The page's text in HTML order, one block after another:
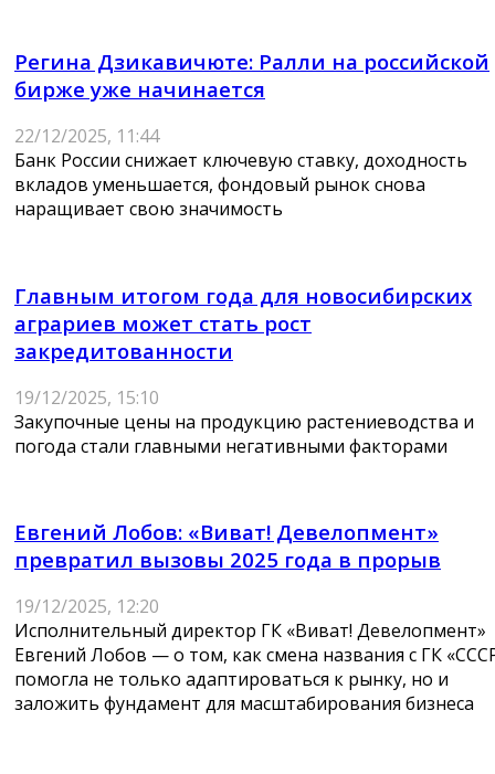
Регина Дзикавичюте: Ралли на российской
бирже уже начинается
22/12/2025, 11:44
Банк России снижает ключевую ставку, доходность
вкладов уменьшается, фондовый рынок снова
наращивает свою значимость
Главным итогом года для новосибирских
аграриев может стать рост
закредитованности
19/12/2025, 15:10
Закупочные цены на продукцию растениеводства и
погода стали главными негативными факторами
Евгений Лобов: «Виват! Девелопмент»
превратил вызовы 2025 года в прорыв
19/12/2025, 12:20
Исполнительный директор ГК «Виват! Девелопмент»
Евгений Лобов — о том, как смена названия с ГК
помогла не только адаптироваться к рынку, но и
заложить фундамент для масштабирования бизнеса